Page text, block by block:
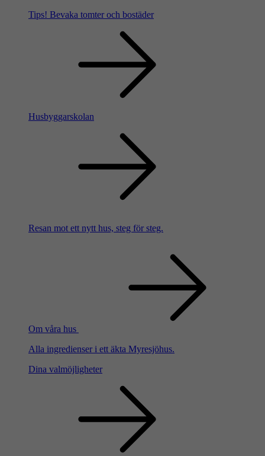
Tips! Bevaka tomter och bostäder
Husbyggarskolan
Resan mot ett nytt hus, steg för steg.
Om våra hus
Alla ingredienser i ett äkta Myresjöhus.
Dina valmöjligheter